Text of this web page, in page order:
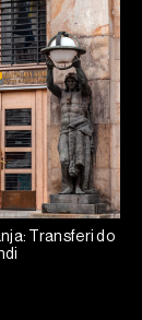
Transferi do